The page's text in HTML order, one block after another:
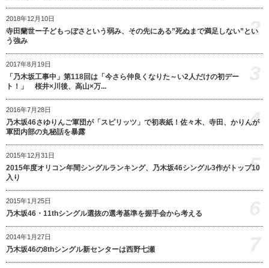
2018年12月10日
寺田蘭世ー子どもっぽさという弱み、その先にある”死ぬまで満足しない”とい
う強み
2
2017年8月19日
「乃木坂工事中」第118回は「今さら仲良くなりた～い2人だけの初デー
ト！」 桜井×川後、高山×万...
2016年7月28日
乃木坂46さゆりんご軍団が「スピリッツ」で初表紙！佐々木、寺田、かりんが
軍団内部の丸秘話を暴露
4
2015年12月31日
2015年度オリコン年間シングルランキング、乃木坂46シングル3作がトップ10
入り
5
2015年1月25日
乃木坂46・11thシングル選抜の選考基準を握手会から考える
2014年1月27日
乃木坂46の8thシングル新センターは西野七瀬